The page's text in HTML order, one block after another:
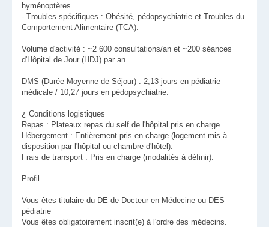
hyménoptères.
- Troubles spécifiques : Obésité, pédopsychiatrie et Troubles du
Comportement Alimentaire (TCA).
Volume d'activité : ~2 600 consultations/an et ~200 séances
d'Hôpital de Jour (HDJ) par an.
DMS (Durée Moyenne de Séjour) : 2,13 jours en pédiatrie
médicale / 10,27 jours en pédopsychiatrie.
¿ Conditions logistiques
Repas : Plateaux repas du self de l'hôpital pris en charge
Hébergement : Entièrement pris en charge (logement mis à
disposition par l'hôpital ou chambre d'hôtel).
Frais de transport : Pris en charge (modalités à définir).
Profil
Vous êtes titulaire du DE de Docteur en Médecine ou DES
pédiatrie
Vous êtes obligatoirement inscrit(e) à l'ordre des médecins.